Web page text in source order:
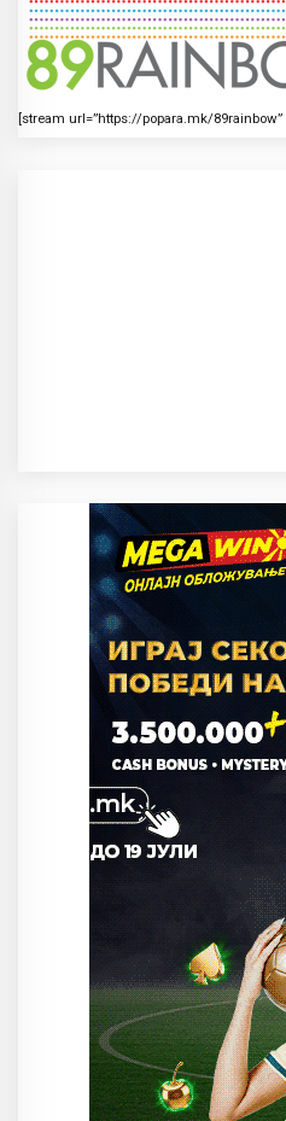
[stream url=”https://popara.mk/89rainbow”